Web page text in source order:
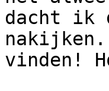
dacht ik
vinden!